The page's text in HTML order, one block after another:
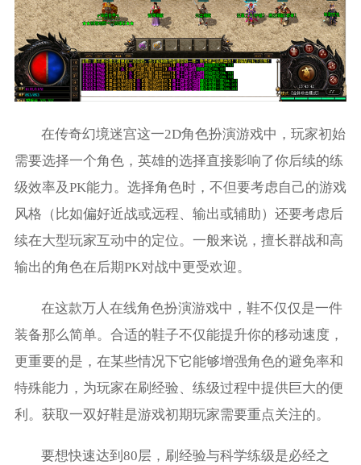
在传奇幻境迷宫这一2D角色扮演游戏中，玩家初始
需要选择一个角色，英雄的选择直接影响了你后续的练
级效率及PK能力。选择角色时，不但要考虑自己的游戏
风格（比如偏好近战或远程、输出或辅助）还要考虑后
续在大型玩家互动中的定位。一般来说，擅长群战和高
输出的角色在后期PK对战中更受欢迎。
在这款万人在线角色扮演游戏中，鞋不仅仅是一件
装备那么简单。合适的鞋子不仅能提升你的移动速度，
更重要的是，在某些情况下它能够增强角色的避免率和
特殊能力，为玩家在刷经验、练级过程中提供巨大的便
利。获取一双好鞋是游戏初期玩家需要重点关注的。
要想快速达到80层，刷经验与科学练级是必经之